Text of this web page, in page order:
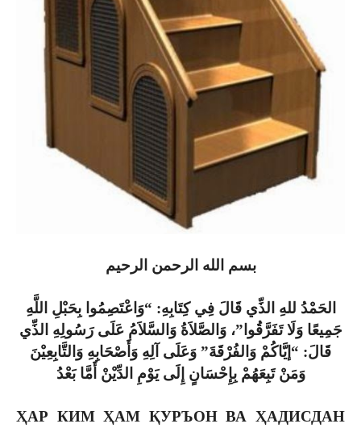
بسم الله الرحمن الرحيم
الحَمْدُ للهِ الذِّي قَالَ فِي كِتَابِهِ: “وَاعْتَصِمُوا بِحَبْلِ اللَّهِ
جَمِيعًا وَلَا تَفَرَّقُوا”، وَالصَّلاَةُ وَالسَّلاَمُ عَلَى رَسُولِهِ الذِّي
قَالَ: “إيَّاكُمْ وَالفُرْقَةَ” وَعَلَى آلِهِ وَأَصْحَابِهِ وَالتَّابِعِيْنَ
وَمَنْ تَبِعَهُمْ بِإِحْسَانٍ إِلَى يَوْمِ الدِّيْنْ أمَّا بَعْدُ
ҲАР КИМ ҲАМ ҚУРЪОН ВА ҲАДИСДАН